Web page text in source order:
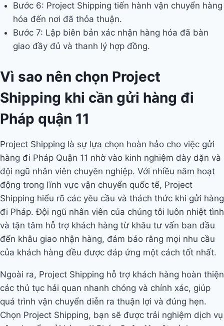
Bước 6: Project Shipping tiến hành vận chuyển hàng
hóa đến nơi đã thỏa thuận.
Bước 7: Lập biên bản xác nhận hàng hóa đã bàn
giao đầy đủ và thanh lý hợp đồng.
Vì sao nên chọn Project
Shipping khi cần gửi hàng đi
Pháp quận 11
Project Shipping là sự lựa chọn hoàn hảo cho việc gửi
hàng đi Pháp Quận 11 nhờ vào kinh nghiệm dày dặn và
đội ngũ nhân viên chuyên nghiệp. Với nhiều năm hoạt
động trong lĩnh vực vận chuyển quốc tế, Project
Shipping hiểu rõ các yêu cầu và thách thức khi gửi hàng
đi Pháp. Đội ngũ nhân viên của chúng tôi luôn nhiệt tình
và tận tâm hỗ trợ khách hàng từ khâu tư vấn ban đầu
đến khâu giao nhận hàng, đảm bảo rằng mọi nhu cầu
của khách hàng đều được đáp ứng một cách tốt nhất.
Ngoài ra, Project Shipping hỗ trợ khách hàng hoàn thiện
các thủ tục hải quan nhanh chóng và chính xác, giúp
quá trình vận chuyển diễn ra thuận lợi và đúng hẹn.
Chọn Project Shipping, bạn sẽ được trải nghiệm dịch vụ